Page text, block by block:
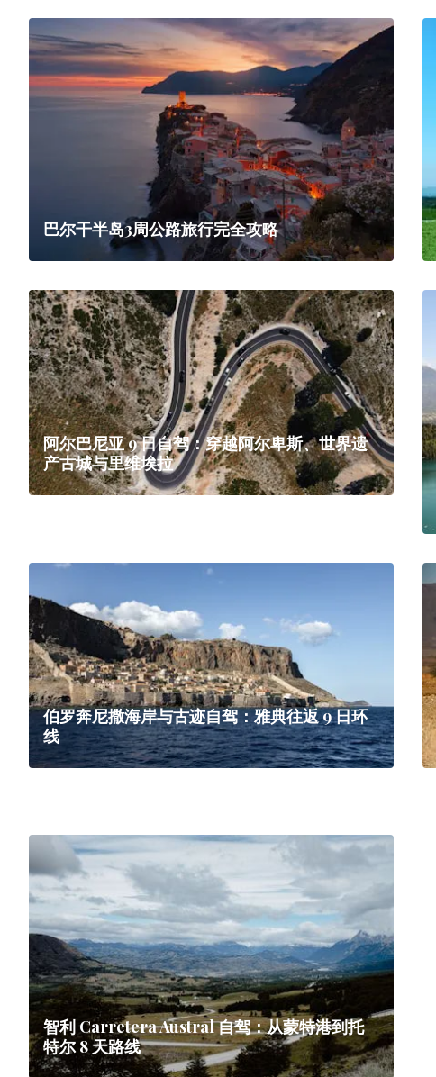
巴尔干半岛3周公路旅行完全攻略
阿尔巴尼亚 9 日自驾：穿越阿尔卑斯、世界遗
产古城与里维埃拉
伯罗奔尼撒海岸与古迹自驾：雅典往返 9 日环
线
智利 Carretera Austral 自驾：从蒙特港到托
特尔 8 天路线